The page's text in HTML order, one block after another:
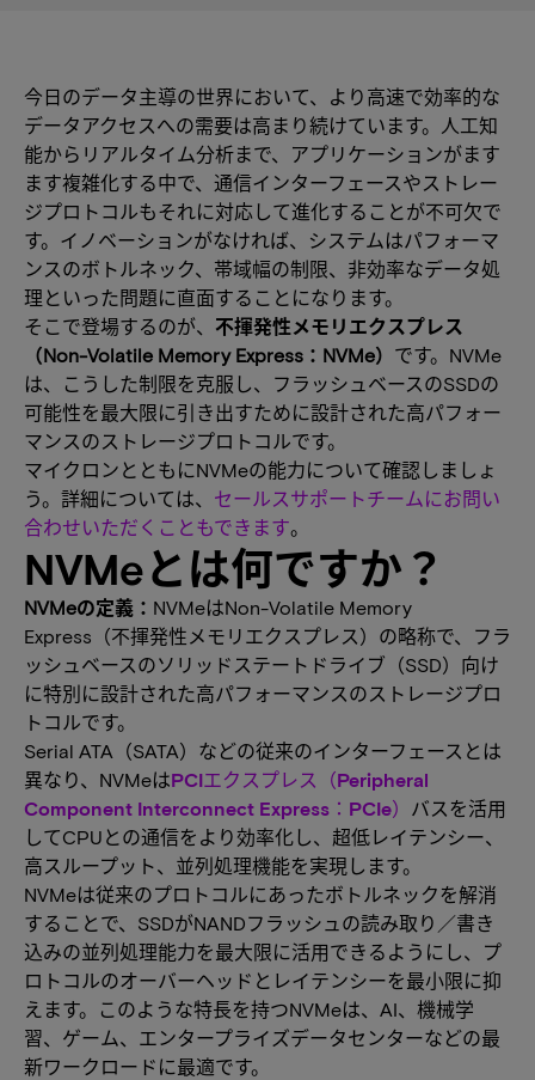
今日のデータ主導の世界において、より高速で効率的な
データアクセスへの需要は高まり続けています。人工知
能からリアルタイム分析まで、アプリケーションがます
ます複雑化する中で、通信インターフェースやストレー
ジプロトコルもそれに対応して進化することが不可欠で
す。イノベーションがなければ、システムはパフォーマ
ンスのボトルネック、帯域幅の制限、非効率なデータ処
理といった問題に直面することになります。
そこで登場するのが、 不揮発性メモリエクスプレス
（Non-Volatile Memory Express：NVMe） です。NVMe
は、こうした制限を克服し、フラッシュベースのSSDの
可能性を最大限に引き出すために設計された高パフォー
マンスのストレージプロトコルです。
マイクロンとともにNVMeの能力について確認しましょ
う。詳細については、 セールスサポートチームにお問い
合わせいただくこともできます。
NVMeとは何ですか？
NVMeの定義： NVMeはNon-Volatile Memory
Express（不揮発性メモリエクスプレス）の略称で、フラ
ッシュベースのソリッドステートドライブ（SSD）向け
に特別に設計された高パフォーマンスのストレージプロ
トコルです。
Serial ATA（SATA）などの従来のインターフェースとは
異なり、NVMeはPCIエクスプレス（Peripheral
Component Interconnect Express：PCIe） バスを活用
してCPUとの通信をより効率化し、超低レイテンシー、
高スループット、並列処理機能を実現します。
NVMeは従来のプロトコルにあったボトルネックを解消
することで、SSDがNANDフラッシュの読み取り／書き
込みの並列処理能力を最大限に活用できるようにし、プ
ロトコルのオーバーヘッドとレイテンシーを最小限に抑
えます。このような特長を持つNVMeは、AI、機械学
習、ゲーム、エンタープライズデータセンターなどの最
新ワークロードに最適です。